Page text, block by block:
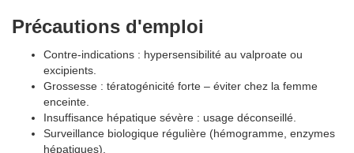
Précautions d'emploi
Contre-indications : hypersensibilité au valproate ou
excipients.
Grossesse : tératogénicité forte – éviter chez la femme
enceinte.
Insuffisance hépatique sévère : usage déconseillé.
Surveillance biologique régulière (hémogramme, enzymes
hépatiques).